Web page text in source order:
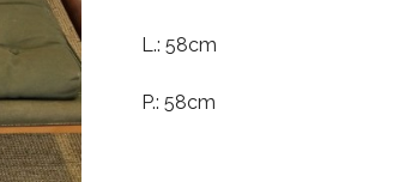
L.: 58cm
P.: 58cm